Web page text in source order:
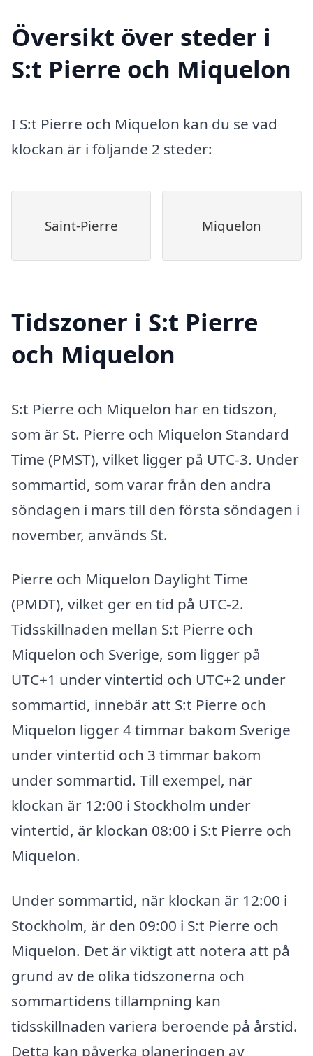
Översikt över steder i
S:t Pierre och Miquelon
I S:t Pierre och Miquelon kan du se vad
klockan är i följande 2 steder:
Saint-Pierre Miquelon
Tidszoner i S:t Pierre
och Miquelon
S:t Pierre och Miquelon har en tidszon,
som är St. Pierre och Miquelon Standard
Time (PMST), vilket ligger på UTC-3. Under
sommartid, som varar från den andra
söndagen i mars till den första söndagen i
november, används St.
Pierre och Miquelon Daylight Time
(PMDT), vilket ger en tid på UTC-2.
Tidsskillnaden mellan S:t Pierre och
Miquelon och Sverige, som ligger på
UTC+1 under vintertid och UTC+2 under
sommartid, innebär att S:t Pierre och
Miquelon ligger 4 timmar bakom Sverige
under vintertid och 3 timmar bakom
under sommartid. Till exempel, när
klockan är 12:00 i Stockholm under
vintertid, är klockan 08:00 i S:t Pierre och
Miquelon.
Under sommartid, när klockan är 12:00 i
Stockholm, är den 09:00 i S:t Pierre och
Miquelon. Det är viktigt att notera att på
grund av de olika tidszonerna och
sommartidens tillämpning kan
tidsskillnaden variera beroende på årstid.
Detta kan påverka planeringen av